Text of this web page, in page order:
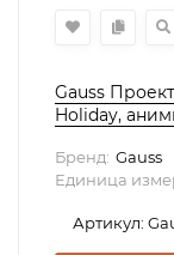
Gauss
Holiday,
Бренд: Gauss
Единица
Артикул: